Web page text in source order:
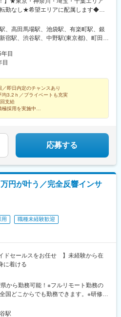
駅、都通駅
勤なし★希望エリアに配属します◆ク
以上展開＞【北海道・東北】旭川駅前
院、山形院、仙台駅前院、福島院、郡
口院、池袋駅前院、品川院、秋葉原
院、つくば院、宇都宮院、高崎院、前
前院 、名古屋栄院、金山院、岐阜
甲府駅前院 など【近畿】梅田大阪駅
、枚方院、天王寺院、堺院、なんば
、奈良院、和歌山院、四日市院 など
、松山院、高松院、高知院、徳島院、
など【九州・沖縄】小倉院、佐賀
、高田馬場駅、池袋駅、有楽町駅、銀
宿駅、渋谷駅、中野駅(東京都)、町田
沢駅、本厚木駅、大宮駅(埼玉県)、川口
都宮駅、水戸駅、つくば駅、千葉駅、
駅、福島駅(福島県)、郡山駅(福島県)、
秋田駅、矢場町駅、近鉄名古屋駅、金
駅前大通駅、名鉄岐阜駅、静岡駅、新浜
駅、松本駅、北鉄金沢駅、新潟駅、近
福井駅、甲府駅、東梅田駅、大阪難波
、京都駅、烏丸駅、三ノ宮駅、姫路
、草津駅(滋賀県)、徳山駅、立町駅、福
新宿西口駅、新宿駅(東京メトロ)、学習
駅、銀座駅、岩本町駅、立川駅、京王
駅、神奈川駅、平沼橋駅、京急川崎
都宮駅東口駅、新千葉駅、栄町駅(千葉
駅(地下鉄)、曽根田駅、栄駅(愛知県)、
田駅、新豊橋駅、岐阜駅、新静岡駅、
所前駅(長野県)、金沢駅、あすなろう四
地駅、四ツ橋駅、七条駅、四条駅(京都
、山陽姫路駅、田中口駅、八丁堀駅(広
恵駅、鹿児島中央駅、水道町駅、五島町
末広町駅(東京都)、立川南駅、高輪ゲー
高島駅、東宿郷駅、葭川公園駅、大神
栄町駅(愛知県)、国際センター駅、日吉
目
／即日内定のチャンスあり
均3.2ｈ／プライベートも充実
支給
極採用を実施中
できます！
応募する
円が叶う／完全反響インサ
用
職種未経験歓迎
ドセールスをお任せ 】未経験から在
着ける
から勤務可能！※フルリモート勤務の
国どこからでも勤務できます。※研修期
等は全額支給！※U・Iターン歓迎！【研
東京都千代田区麹町4-2-11 2階【アク
駅